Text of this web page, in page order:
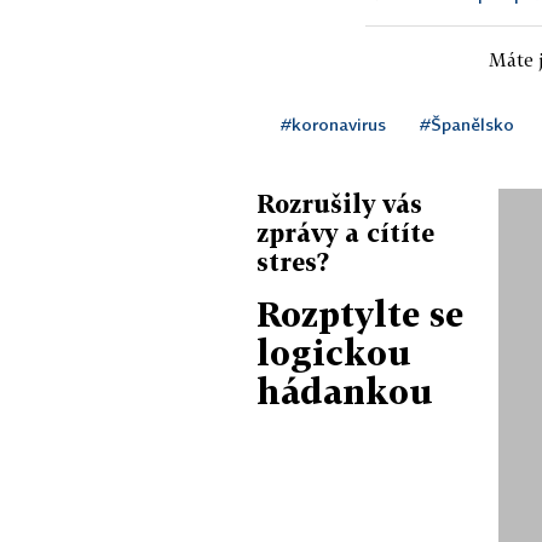
Máte
#koronavirus #Španělsko
Rozrušily vás
zprávy a cítíte
stres?
Rozptylte se
logickou
hádankou